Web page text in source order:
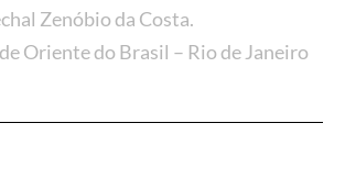
Zenóbio da Costa.
Oriente do Brasil – Rio de Janeiro